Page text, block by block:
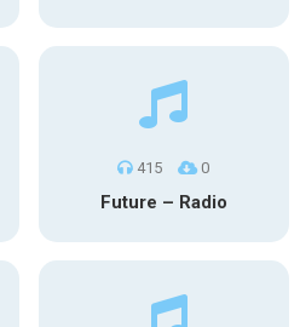
415 0
Future – Radio